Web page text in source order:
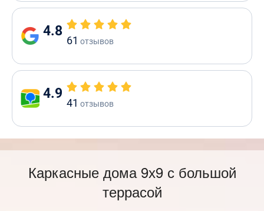
4.8
61 отзывов
4.9
41 отзывов
Каркасные дома 9х9 с большой
террасой